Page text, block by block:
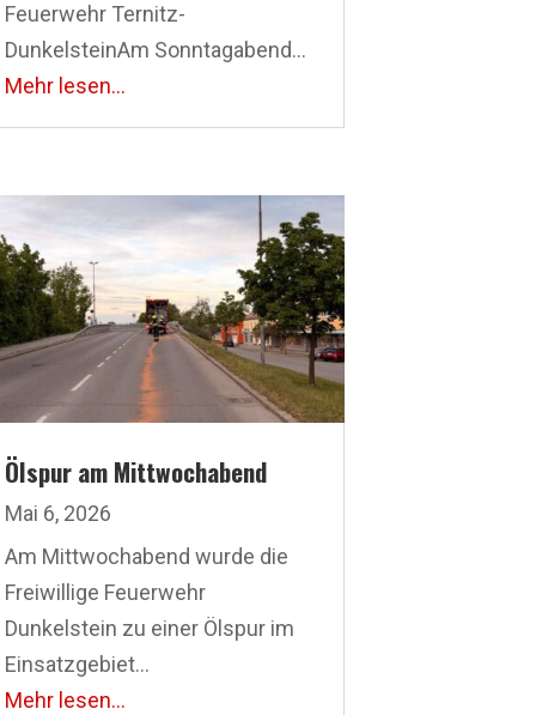
Feuerwehr Ternitz-
DunkelsteinAm Sonntagabend...
Mehr lesen...
Ölspur am Mittwochabend
Mai 6, 2026
Am Mittwochabend wurde die
Freiwillige Feuerwehr
Dunkelstein zu einer Ölspur im
Einsatzgebiet...
Mehr lesen...